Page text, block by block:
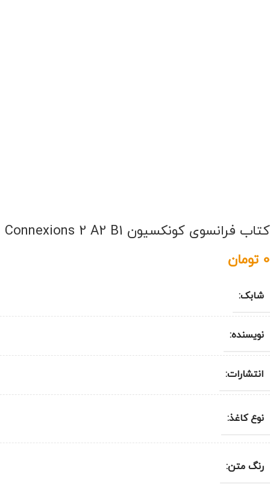
کتاب فرانسوی کونکسیون Connexions 2 A2 B1
0 تومان
شابک:
نویسنده:
انتشارات:
نوع کاغذ:
رنگ متن: